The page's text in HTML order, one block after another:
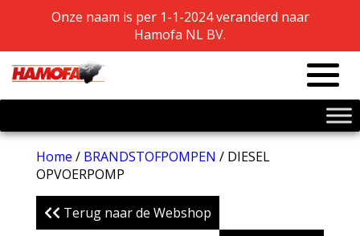
Onze naam is per 1-1-2024 veranderd naar
Hamofa NL BV.
Onze naam is per 1-1-2024 veranderd naar
Hamofa NL BV.
Home / BRANDSTOFPOMPEN / DIESEL
OPVOERPOMP
Terug naar de Webshop